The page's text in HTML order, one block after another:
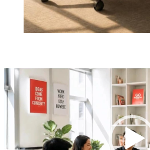
Pemutar
Video